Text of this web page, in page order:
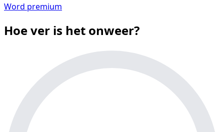
Word premium
Hoe ver is het onweer?